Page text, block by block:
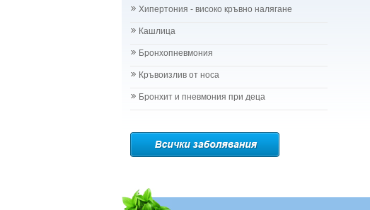
Хипертония - високо кръвно налягане
Кашлица
Бронхопневмония
Кръвоизлив от носа
Бронхит и пневмония при деца